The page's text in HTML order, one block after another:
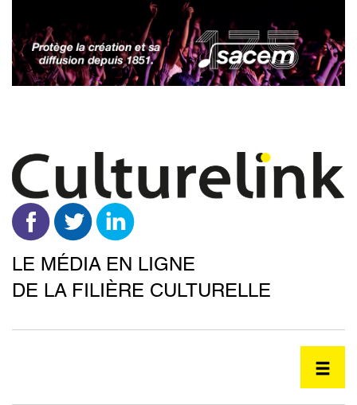
contenu
principal
LE MÉDIA EN LIGNE
DE LA FILIÈRE CULTURELLE